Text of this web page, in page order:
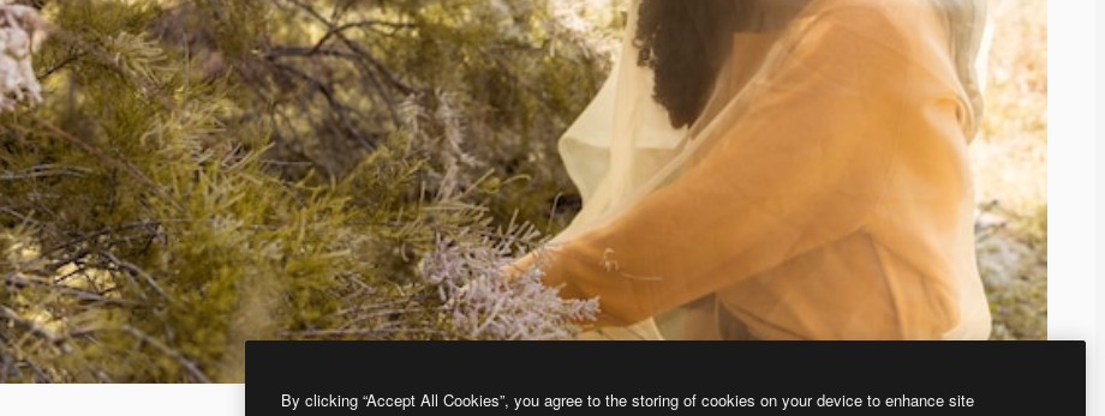
By clicking “Accept All Cookies”, you agree to the storing of cookies on your device to enhance site